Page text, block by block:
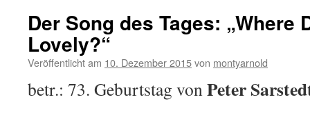
Der Song des Tages: „Where
Lovely?“
Veröffentlicht am 10. Dezember 2015von montyarnold
betr.: 73. Geburtstag vonPeter